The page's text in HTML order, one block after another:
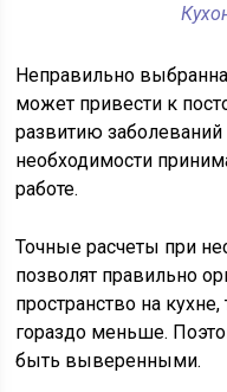
Неправильно
может привести к
развитию
необходимости
работе.
Точные расчеты при
позволят правильно
пространство на кухне,
гораздо меньше.
быть выверенными.